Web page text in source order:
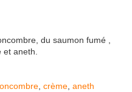
du saumon fumé ,
aneth.
crème aneth